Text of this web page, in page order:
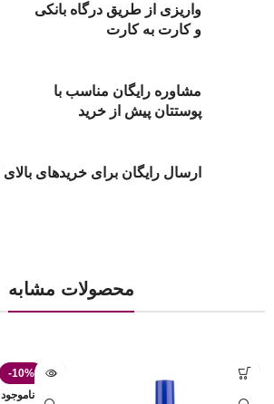
واریزی از طریق درگاه بانکی
و کارت به کارت
مشاوره رایگان مناسب با
پوستتان پیش از خرید
ارسال رایگان برای خریدهای بالای 800 هزار
محصولات مشابه
-10%
ناموجود